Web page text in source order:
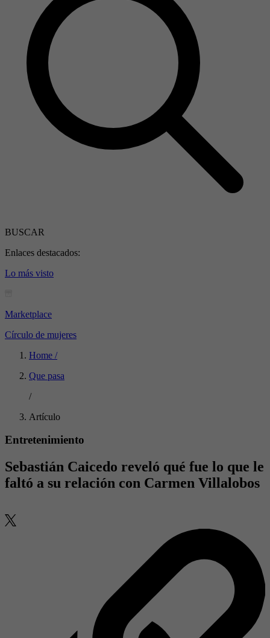
BUSCAR
Enlaces destacados:
Lo más visto
Marketplace
Círculo de mujeres
Home /
Que pasa
/
Artículo
Entretenimiento
Sebastián Caicedo reveló qué fue lo que le
faltó a su relación con Carmen Villalobos